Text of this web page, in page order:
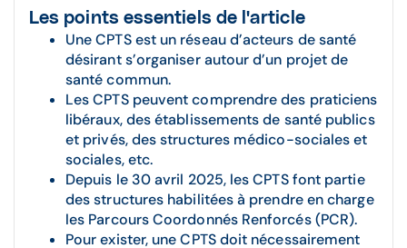
Les points essentiels de l'article
Une CPTS est un réseau d’acteurs de santé
désirant s’organiser autour d’un projet de
santé commun.
Les CPTS peuvent comprendre des praticiens
libéraux, des établissements de santé publics
et privés, des structures médico-sociales et
sociales, etc.
Depuis le 30 avril 2025, les CPTS font partie
des structures habilitées à prendre en charge
les Parcours Coordonnés Renforcés (PCR).
Pour exister, une CPTS doit nécessairement